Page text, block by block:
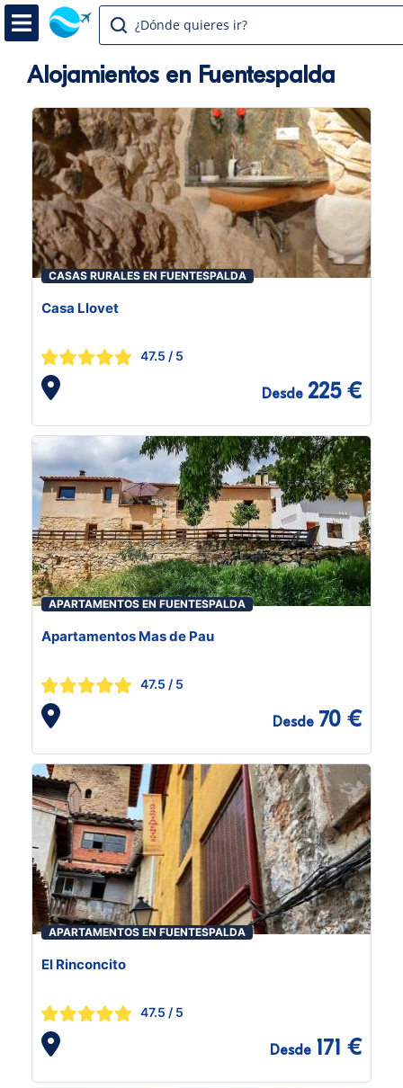
¿Dónde quieres ir?
Alojamientos en Fuentespalda
CASAS RURALES EN FUENTESPALDA
Casa Llovet
47.5 / 5
Desde 225 €
APARTAMENTOS EN FUENTESPALDA
Apartamentos Mas de Pau
47.5 / 5
Desde 70 €
APARTAMENTOS EN FUENTESPALDA
El Rinconcito
47.5 / 5
Desde 171 €